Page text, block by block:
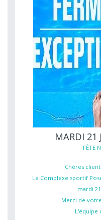
MARDI 21
FÊTE
Chères
Le Complexe sportif
mardi
Merci de
L'équipe